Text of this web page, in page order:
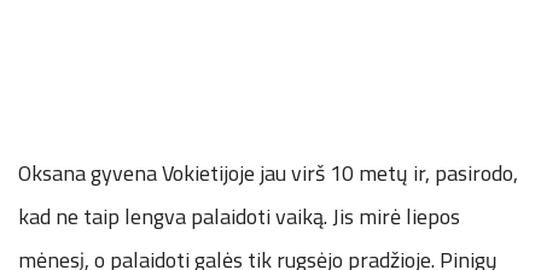
Oksana gyvena Vokietijoje jau virš 10 metų ir, pasirodo,
kad ne taip lengva palaidoti vaiką. Jis mirė liepos
mėnesį, o palaidoti galės tik rugsėjo pradžioje. Pinigų